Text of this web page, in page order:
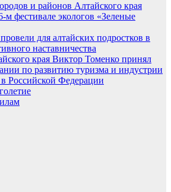
и районов Алтайского края
м фестивале экологов «Зеленые
для алтайских подростков в
наставничества
края Виктор Томенко принял
по развитию туризма и индустрии
Российской Федерации